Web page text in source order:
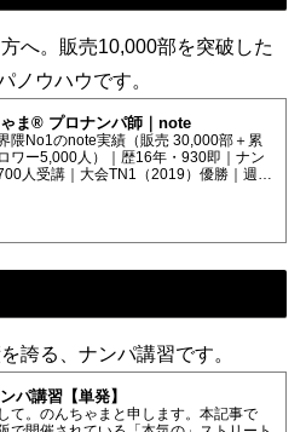
へ。販売10,000部を突破した
ノウハウです。
ま® プロナンパ師｜note
隈No1のnote実績（販売 30,000部＋累
ワー5,000人）｜歴16年・930即｜ナン
人受講｜大会TN1（2019）優勝｜週刊
誇る、ナンパ講習です。
パ講習【単発】
て。のんちゃまと申します。本記事で